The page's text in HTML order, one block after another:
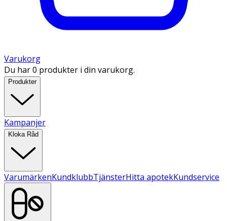
Varukorg
Du har 0 produkter i din varukorg.
Produkter
Kampanjer
Kloka Råd
VarumärkenKundklubbTjänsterHitta apotekKundservice